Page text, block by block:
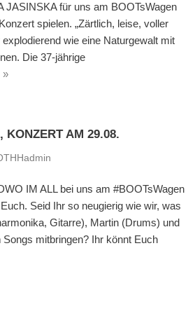
JASINSKA für uns am BOOTsWagen
spielen. „Zärtlich, leise, voller
wie eine Naturgewalt mit
Die 37-jährige
»
KONZERT AM 29.08.
IM ALL bei uns am #BOOTsWagen
Seid Ihr so neugierig wie wir, was
Gitarre), Martin (Drums) und
mitbringen? Ihr könnt Euch